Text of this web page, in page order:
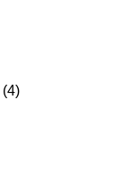
(4)